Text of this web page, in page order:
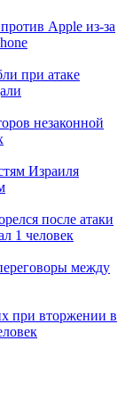
Apple из-за
при атаке
незаконной
Израиля
после атаки
1 человек
между
при вторжении в